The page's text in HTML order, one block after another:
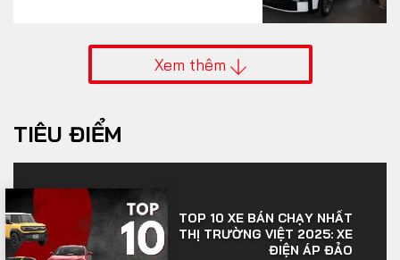
Xem thêm
TIÊU ĐIỂM
TOP 10 XE BÁN CHẠY NHẤT
THỊ TRƯỜNG VIỆT 2025: XE
ĐIỆN ÁP ĐẢO